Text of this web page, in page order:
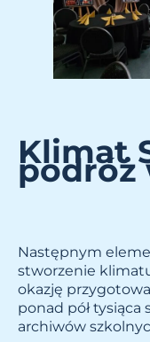
Klimat
podróż
Następnym
stworzenie
okazję
ponad pół
archiwów